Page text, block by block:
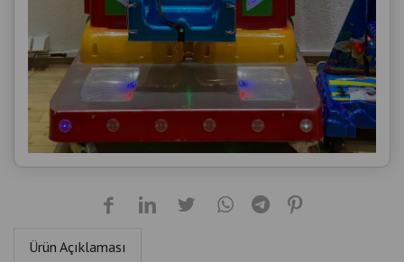
Ürün Açıklaması